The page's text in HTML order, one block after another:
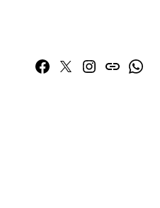
Facebook
TwitterInstagram
issuu